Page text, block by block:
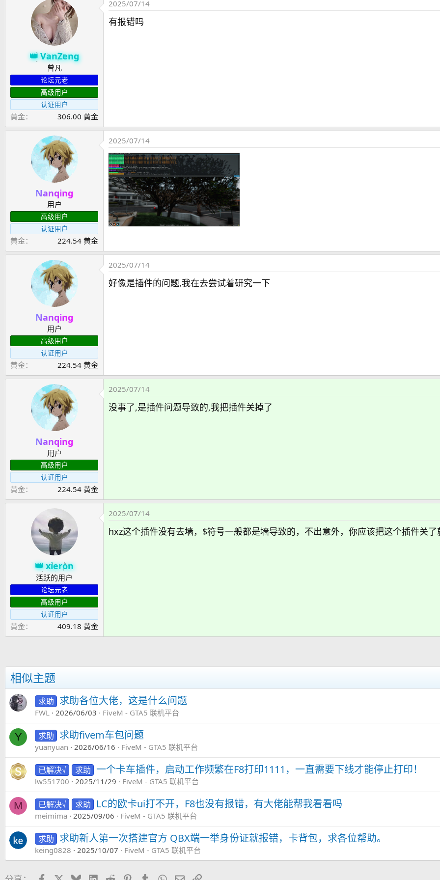
VanZeng
曾凡
论坛元老
高级用户
认证用户
黄金 306.00 黄金
2025/07/14
有报错吗
Nanqing
用户
高级用户
认证用户
黄金 224.54 黄金
2025/07/14
Nanqing
用户
高级用户
认证用户
黄金 224.54 黄金
2025/07/14
好像是插件的问题,我在去尝试着研究一下
Nanqing
用户
高级用户
认证用户
黄金 224.54 黄金
2025/07/14
没事了,是插件问题导致的,我把插件关掉了
xieron
活跃的用户
论坛元老
高级用户
认证用户
黄金 409.18 黄金
2025/07/14
hxz这个插件没有去墙，$符号一般都是墙导致的，不出意外，你应该把这个插件关了
相似主题
求助 求助各位大佬，这是什么问题
FWL 2026/06/03 FiveM - GTA5 联机平台
Y 求助 求助fivem车包问题
yuanyuan 2026/06/16 FiveM - GTA5 联机平台
已解决√ 求助 一个卡车插件，启动工作频繁在F8打印1111，一直需要下线才能停止打印！
lw551700 2025/11/29 FiveM - GTA5 联机平台
M 已解决√ 求助 LC的欧卡ui打不开，F8也没有报错，有大佬能帮我看看吗
meimima 2025/09/06 FiveM - GTA5 联机平台
求助 求助新人第一次搭建官方 QBX端一举身份证就报错，卡背包，求各位帮助。
keing0828 2025/10/07 FiveM - GTA5 联机平台